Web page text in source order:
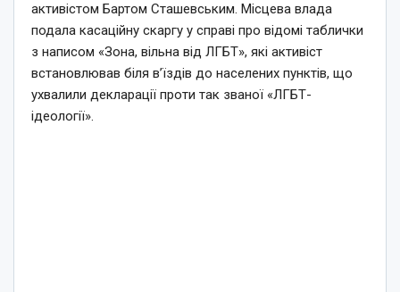
активістом Бартом Сташевським. Місцева влада
подала касаційну скаргу у справі про відомі таблички
з написом «Зона, вільна від ЛГБТ», які активіст
встановлював біля в’їздів до населених пунктів, що
ухвалили декларації проти так званої «ЛГБТ-
ідеології».